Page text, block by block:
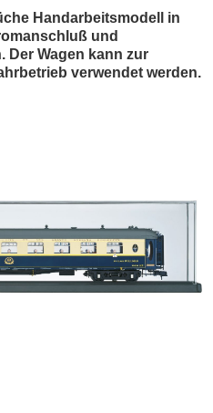
Handarbeitsmodell in
und
Der Wagen kann zur
verwendet werden.